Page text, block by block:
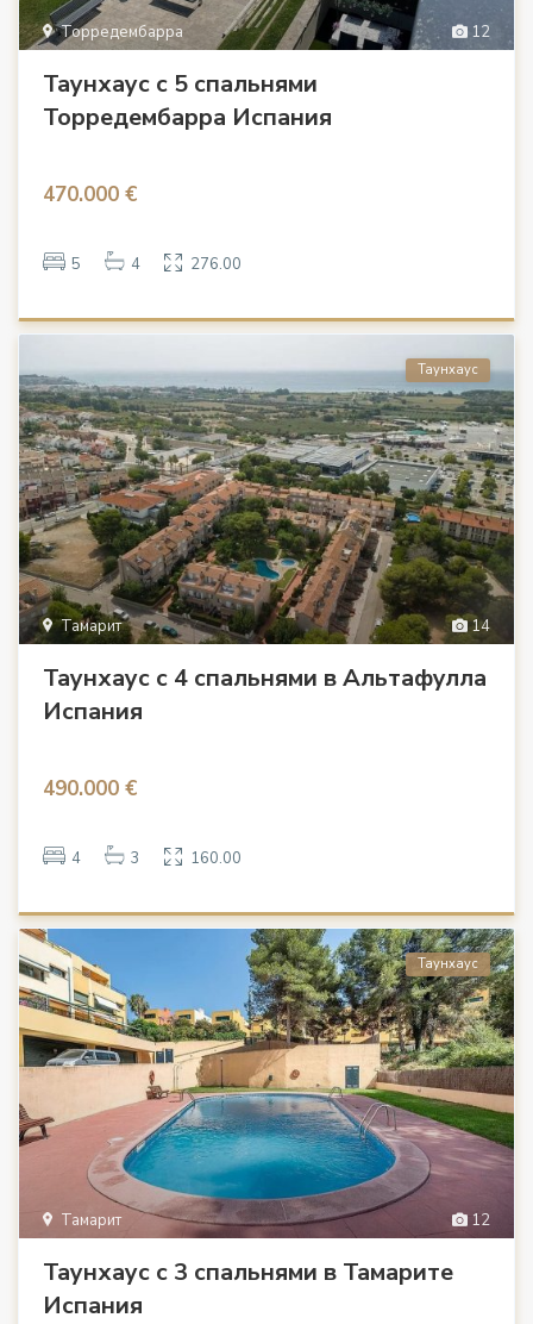
12
Торредембарра
Таунхаус с 5 спальнями
Торредембарра Испания
470.000 €
5 4 276.00
14
Тамарит
Таунхаус
Таунхаус с 4 спальнями в Альтафулла
Испания
490.000 €
4 3 160.00
12
Тамарит
Таунхаус
Таунхаус с 3 спальнями в Тамарите
Испания